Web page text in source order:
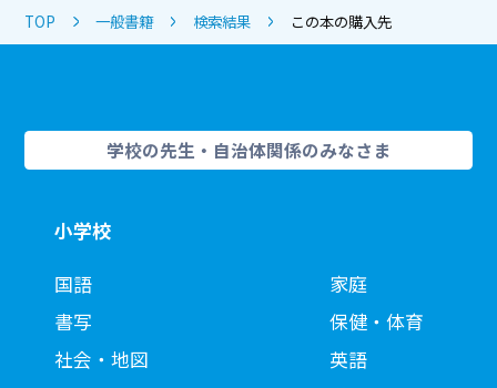
TOP 一般書籍 検索結果 この本の購入先
学校の先生・自治体関係のみなさま
小学校
国語
書写
社会・地図
家庭
保健・体育
英語